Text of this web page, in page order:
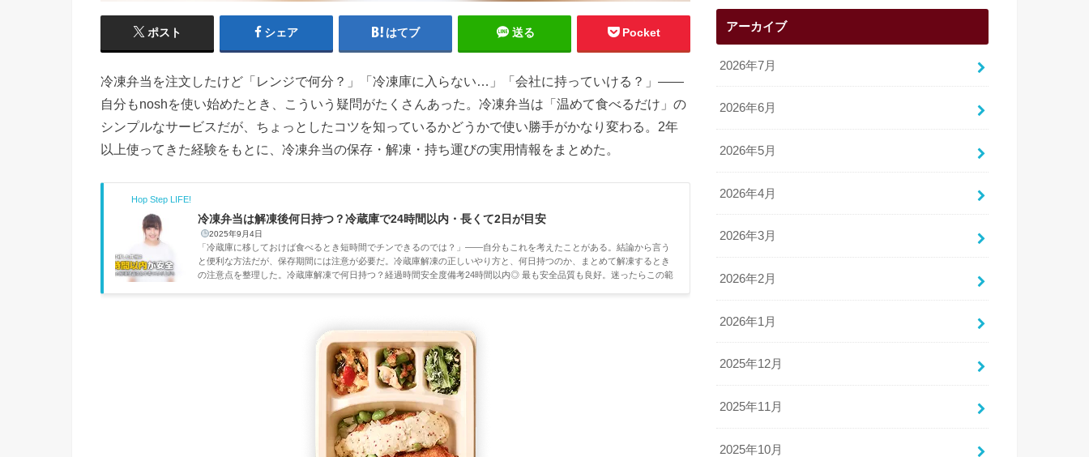
ポスト シェア はてブ 送る Pocket
冷凍弁当を注文したけど「レンジで何分？」「冷凍庫に入らない…」「会社に持っていける？」――
自分もnoshを使い始めたとき、こういう疑問がたくさんあった。冷凍弁当は「温めて食べるだけ」の
シンプルなサービスだが、ちょっとしたコツを知っているかどうかで使い勝手がかなり変わる。2年
以上使ってきた経験をもとに、冷凍弁当の保存・解凍・持ち運びの実用情報をまとめた。
Hop Step LIFE!
冷凍弁当は解凍後何日持つ？冷蔵庫で24時間以内・長くて2日が目安
2025年9月4日
「冷蔵庫に移しておけば食べるとき短時間でチンできるのでは？」――自分もこれを考えたことがある。結論から言う
と便利な方法だが、保存期間には注意が必要だ。冷蔵庫解凍の正しいやり方と、何日持つのか、まとめて解凍するとき
の注意点を整理した。冷蔵庫解凍で何日持つ？経過時間安全度備考24時間以内◎ 最も安全品質も良好。迷ったらこの範
アーカイブ
2026年7月
2026年6月
2026年5月
2026年4月
2026年3月
2026年2月
2026年1月
2025年12月
2025年11月
2025年10月